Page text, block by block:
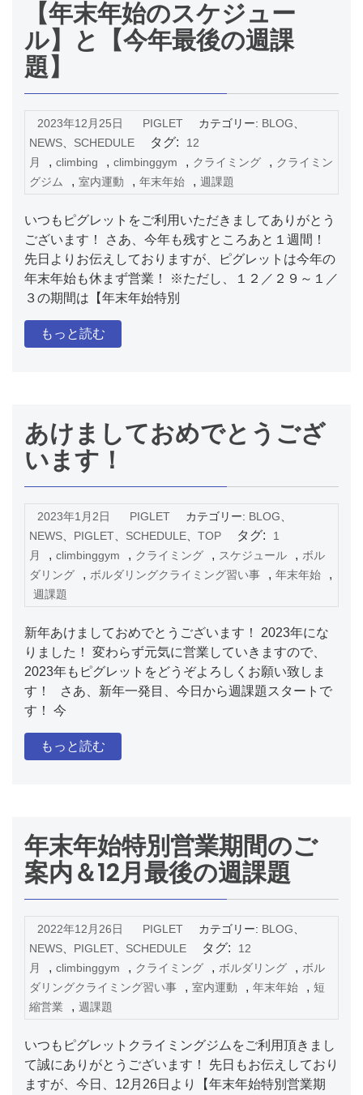
【年末年始のスケジュー
ル】と【今年最後の週課
題】
2023年12月25日 PIGLET カテゴリー: BLOG
NEWS
SCHEDULE タグ:
12
月
, climbing , climbinggym , クライミング , クライミン
グジム
, 室内運動 , 年末年始 , 週課題
いつもピグレットをご利用いただきましてありがとう
ございます！ さあ、今年も残すところあと１週間！
先日よりお伝えしておりますが、ピグレットは今年の
年末年始も休まず営業！ ※ただし、１２／２９～１／
３の期間は【年末年始特別
もっと読む
あけましておめでとうござ
います！
2023年1月2日 PIGLET カテゴリー: BLOG
NEWS
PIGLET SCHEDULE TOP タグ:
1
月
, climbinggym , クライミング , スケジュール , ボル
ダリング
, ボルダリングクライミング習い事 , 年末年始 ,
週課題
新年あけましておめでとうございます！ 2023年にな
りました！ 変わらず元気に営業していきますので、
2023年もピグレットをどうぞよろしくお願い致しま
す！ さあ、新年一発目、今日から週課題スタートで
す！ 今
もっと読む
年末年始特別営業期間のご
案内＆12月最後の週課題
2022年12月26日 PIGLET カテゴリー: BLOG
NEWS
PIGLET SCHEDULE タグ:
12
月
, climbinggym , クライミング , ボルダリング , ボル
ダリングクライミング習い事
, 室内運動 , 年末年始 , 短
縮営業
, 週課題
いつもピグレットクライミングジムをご利用頂きまし
て誠にありがとうございます！ 先日もお伝えしており
ますが、今日、12月26日より【年末年始特別営業期